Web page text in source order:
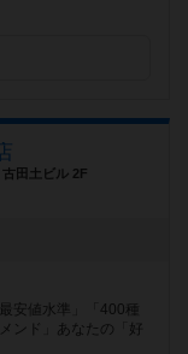
田土ビル 2F
安値水準」「400種
ンド」あなたの「好